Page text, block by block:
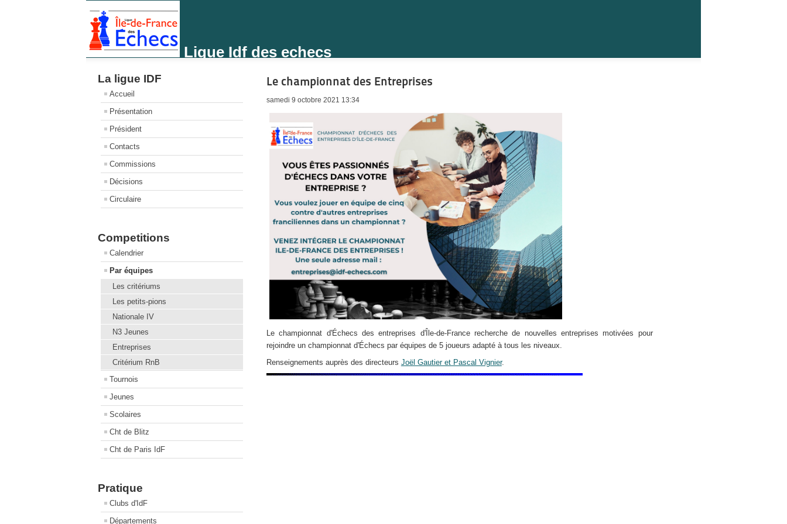
Ligue Idf des echecs
La ligue IDF
Accueil
Présentation
Président
Contacts
Commissions
Décisions
Circulaire
Competitions
Calendrier
Par équipes
Les critériums
Les petits-pions
Nationale IV
N3 Jeunes
Entreprises
Critérium RnB
Tournois
Jeunes
Scolaires
Cht de Blitz
Cht de Paris IdF
Pratique
Clubs d'IdF
Départements
Le championnat des Entreprises
samedi 9 octobre 2021 13:34
Le championnat d'Échecs des entreprises d'Île-de-France recherche de nouvelles entreprises motivées pour
rejoindre un championnat d'Échecs par équipes de 5 joueurs adapté à tous les niveaux.
Renseignements auprès des directeurs Joël Gautier et Pascal Vignier.